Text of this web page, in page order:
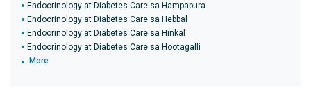
Endocrinology at Diabetes Care sa Hampapura
Endocrinology at Diabetes Care sa Hebbal
Endocrinology at Diabetes Care sa Hinkal
Endocrinology at Diabetes Care sa Hootagalli
More